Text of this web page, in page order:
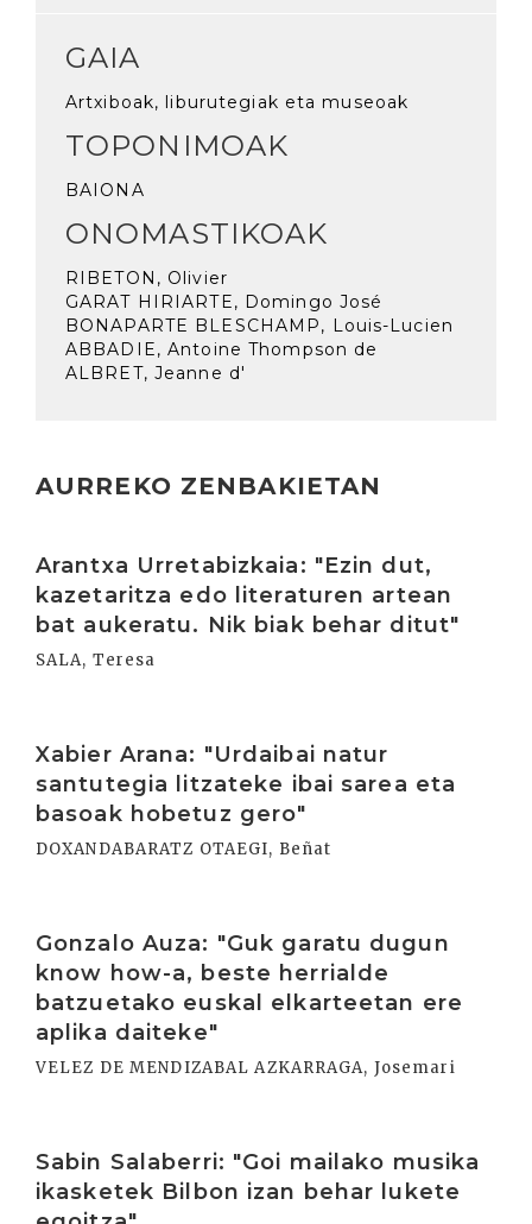
GAIA
Artxiboak, liburutegiak eta museoak
TOPONIMOAK
BAIONA
ONOMASTIKOAK
RIBETON, Olivier
GARAT HIRIARTE, Domingo José
BONAPARTE BLESCHAMP, Louis-Lucien
ABBADIE, Antoine Thompson de
ALBRET, Jeanne d'
AURREKO ZENBAKIETAN
Arantxa Urretabizkaia: "Ezin dut,
kazetaritza edo literaturen artean
bat aukeratu. Nik biak behar ditut"
SALA, Teresa
Xabier Arana: "Urdaibai natur
santutegia litzateke ibai sarea eta
basoak hobetuz gero"
DOXANDABARATZ OTAEGI, Beñat
Gonzalo Auza: "Guk garatu dugun
know how-a, beste herrialde
batzuetako euskal elkarteetan ere
aplika daiteke"
VELEZ DE MENDIZABAL AZKARRAGA, Josemari
Sabin Salaberri: "Goi mailako musika
ikasketek Bilbon izan behar lukete